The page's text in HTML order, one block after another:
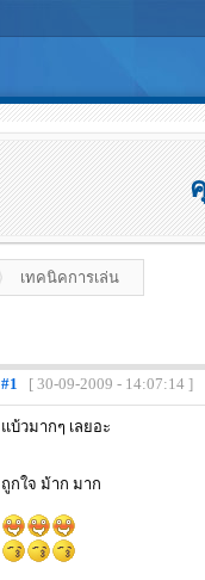
เทคนิคการเล่น
#1 [ 30-09-2009 - 14:07:14 ]
แบ้วมากๆ เลยอะ
ถูกใจ ม้าก มาก